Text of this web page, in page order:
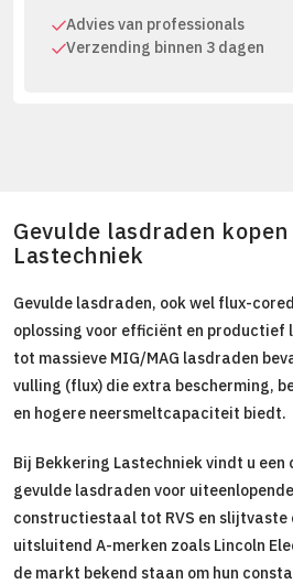
Advies van professionals
Verzending binnen 3 dagen
Gevulde lasdraden
Lastechniek
Gevulde lasdraden, ook wel flux-
oplossing voor efficiënt en productief
tot massieve MIG/MAG lasdraden
vulling (flux) die extra bescherming,
en hogere neersmeltcapaciteit biedt.
Bij Bekkering Lastechniek vindt u
gevulde lasdraden voor
constructiestaal tot RVS en slijtvaste
uitsluitend A-merken zoals Lincoln
de markt bekend staan om hun